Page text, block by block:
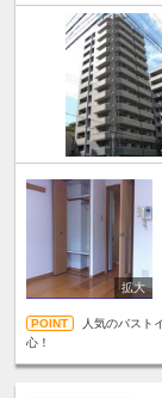
人気のバスト
心！